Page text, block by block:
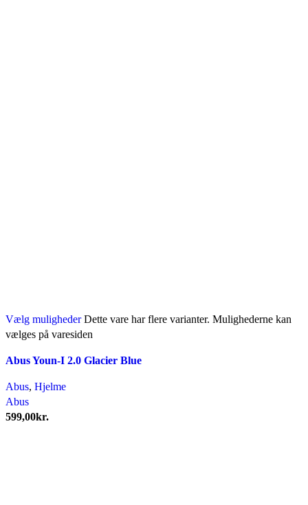
Vælg muligheder Dette vare har flere varianter. Mulighederne kan
vælges på varesiden
Abus Youn-I 2.0 Glacier Blue
Abus, Hjelme
Abus
599,00kr.